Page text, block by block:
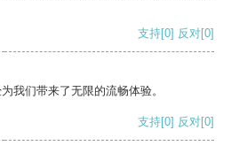
支持[0] 反对[0]
我们带来了无限的流畅体验。
支持[0] 反对[0]